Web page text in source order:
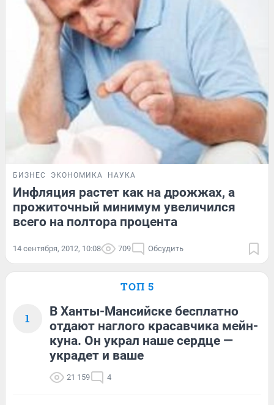
БИЗНЕС ЭКОНОМИКА НАУКА
Инфляция растет как на дрожжах, а
прожиточный минимум увеличился
всего на полтора процента
14 сентября, 2012, 10:08 709 Обсудить
ТОП 5
1
В Ханты-Мансийске бесплатно
отдают наглого красавчика мейн-
куна. Он украл наше сердце —
украдет и ваше
21 159 4